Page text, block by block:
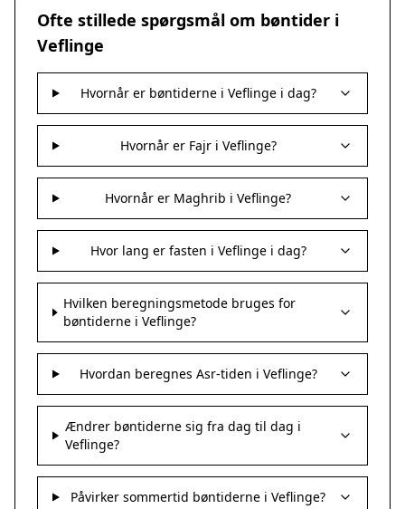
Ofte stillede spørgsmål om bøntider i
Veflinge
Hvornår er bøntiderne i Veflinge i dag?
Hvornår er Fajr i Veflinge?
Hvornår er Maghrib i Veflinge?
Hvor lang er fasten i Veflinge i dag?
Hvilken beregningsmetode bruges for
bøntiderne i Veflinge?
Hvordan beregnes Asr-tiden i Veflinge?
Ændrer bøntiderne sig fra dag til dag i
Veflinge?
Påvirker sommertid bøntiderne i Veflinge?